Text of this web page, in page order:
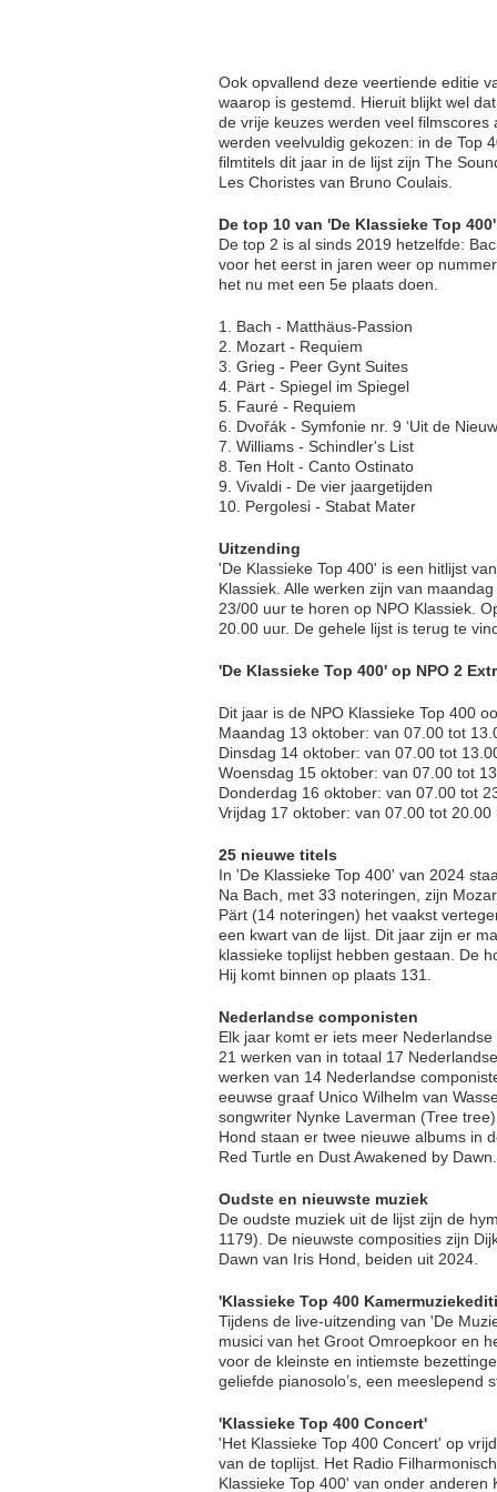
Ook opvallend deze veertiende editie
waarop is gestemd. Hieruit blijkt wel
de vrije keuzes werden veel
werden veelvuldig gekozen: in de Top
filmtitels dit jaar in de lijst zijn The
Les Choristes van Bruno Coulais.
De top 10 van 'De Klassieke Top
De top 2 is al sinds 2019 hetzelfde:
voor het eerst in jaren weer op
het nu met een 5e plaats doen.
1. Bach - Matthäus-Passion
2. Mozart - Requiem
3. Grieg - Peer Gynt Suites
4. Pärt - Spiegel im Spiegel
5. Fauré - Requiem
6. Dvořák - Symfonie nr. 9 ‘Uit de
7. Williams - Schindler's List
8. Ten Holt - Canto Ostinato
9. Vivaldi - De vier jaargetijden
10. Pergolesi - Stabat Mater
Uitzending
'De Klassieke Top 400' is een hitlijst
Klassiek. Alle werken zijn van
23/00 uur te horen op NPO Klassiek.
20.00 uur. De gehele lijst is terug te
'De Klassieke Top 400' op NPO 2
Dit jaar is de NPO Klassieke Top 400
Maandag 13 oktober: van 07.00 tot
Dinsdag 14 oktober: van 07.00 tot
Woensdag 15 oktober: van 07.00 tot
Donderdag 16 oktober: van 07.00 tot
Vrijdag 17 oktober: van 07.00 tot 20.00
25 nieuwe titels
In 'De Klassieke Top 400' van 2024
Na Bach, met 33 noteringen, zijn
Pärt (14 noteringen) het vaakst
een kwart van de lijst. Dit jaar zijn er
klassieke toplijst hebben gestaan. De
Hij komt binnen op plaats 131.
Nederlandse componisten
Elk jaar komt er iets meer
21 werken van in totaal 17
werken van 14 Nederlandse
eeuwse graaf Unico Wilhelm van
songwriter Nynke Laverman (Tree
Hond staan er twee nieuwe albums in
Red Turtle en Dust Awakened by Dawn.
Oudste en nieuwste muziek
De oudste muziek uit de lijst zijn de
1179). De nieuwste composities zijn
Dawn van Iris Hond, beiden uit 2024.
'Klassieke Top 400
Tijdens de live-uitzending van 'De
musici van het Groot Omroepkoor en
voor de kleinste en intiemste
geliefde pianosolo’s, een
'Klassieke Top 400 Concert'
'Het Klassieke Top 400 Concert' op
van de toplijst. Het Radio
Klassieke Top 400' van onder